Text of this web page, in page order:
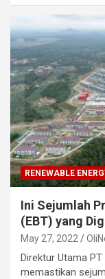
RENEWABLE
Ini Sejumlah
(EBT) yang
May 27, 2022
Direktur Utama
memastikan